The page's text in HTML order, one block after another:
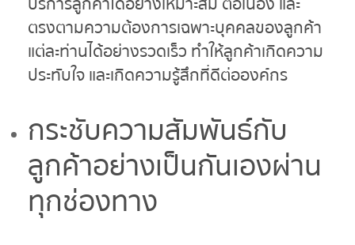
ตรงตามความต้องการเฉพาะบุคคลของลูกค้า
แต่ละท่านได้อย่างรวดเร็ว ทำให้ลูกค้าเกิดความ
ประทับใจ และเกิดความรู้สึกที่ดีต่อองค์กร
กระชับความสัมพันธ์กับ
ลูกค้าอย่างเป็นกันเองผ่าน
ทุกช่องทาง